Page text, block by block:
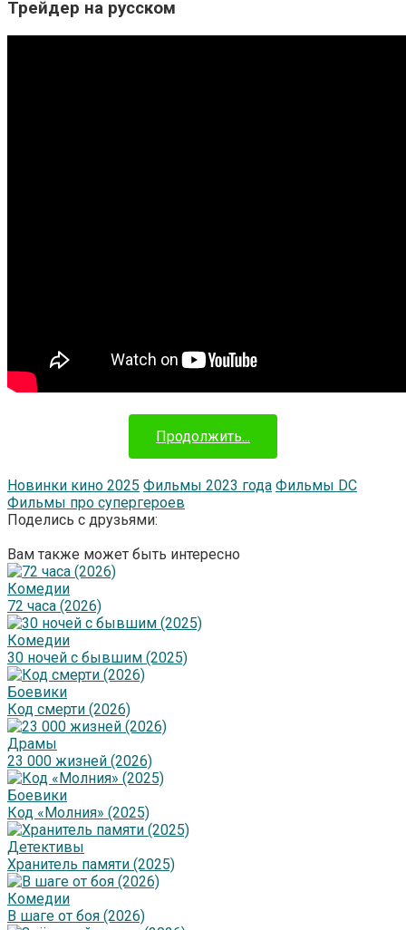
Трейдер на русском
Продолжить...
Новинки кино 2025 Фильмы 2023 года Фильмы DC
Фильмы про супергероев
Поделись с друзьями:
Вам также может быть интересно
Комедии
72 часа (2026)
Комедии
30 ночей с бывшим (2025)
Боевики
Код смерти (2026)
Драмы
23 000 жизней (2026)
Боевики
Код «Молния» (2025)
Детективы
Хранитель памяти (2025)
Комедии
В шаге от боя (2026)